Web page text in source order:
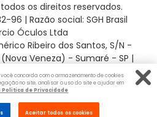
os direitos reservados.
96 | Razão social: SGH Brasil
Óculos Ltda
Ribeiro dos Santos, S/N -
Veneza) - Sumaré - SP |
13181-715
concorda com o armazenamento de cookies
no site, analisar o uso do site e ajudar em
Politica de Privacidade
Aceitar todos os cookies